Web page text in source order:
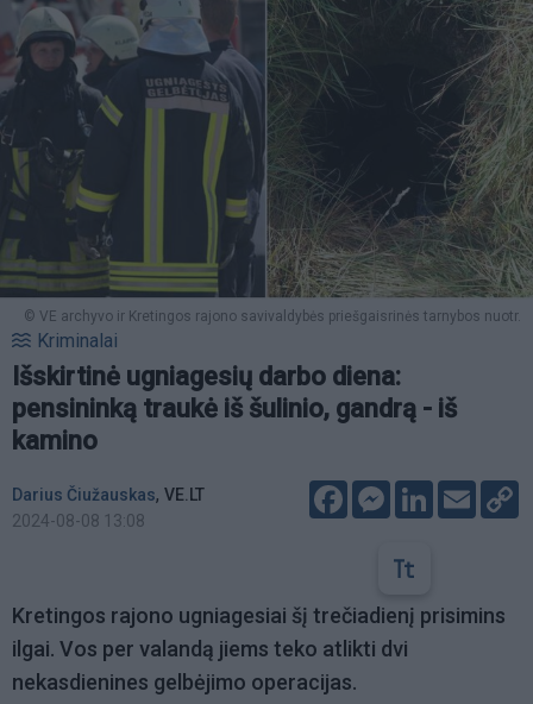
© VE archyvo ir Kretingos rajono savivaldybės priešgaisrinės tarnybos nuotr.
Kriminalai
Išskirtinė ugniagesių darbo diena:
pensininką traukė iš šulinio, gandrą - iš
kamino
Darius Čiužauskas, VE.LT
2024-08-08 13:08
FacebookMessenger
LinkedIn
Email
Kretingos rajono ugniagesiai šį trečiadienį prisimins
ilgai. Vos per valandą jiems teko atlikti dvi
nekasdienines gelbėjimo operacijas.